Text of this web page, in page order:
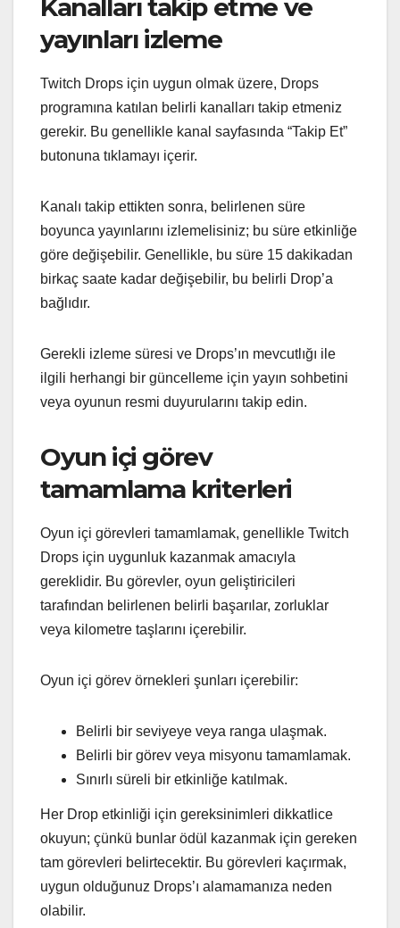
Kanalları takip etme ve
yayınları izleme
Twitch Drops için uygun olmak üzere, Drops
programına katılan belirli kanalları takip etmeniz
gerekir. Bu genellikle kanal sayfasında “Takip Et”
butonuna tıklamayı içerir.
Kanalı takip ettikten sonra, belirlenen süre
boyunca yayınlarını izlemelisiniz; bu süre etkinliğe
göre değişebilir. Genellikle, bu süre 15 dakikadan
birkaç saate kadar değişebilir, bu belirli Drop’a
bağlıdır.
Gerekli izleme süresi ve Drops’ın mevcutlığı ile
ilgili herhangi bir güncelleme için yayın sohbetini
veya oyunun resmi duyurularını takip edin.
Oyun içi görev
tamamlama kriterleri
Oyun içi görevleri tamamlamak, genellikle Twitch
Drops için uygunluk kazanmak amacıyla
gereklidir. Bu görevler, oyun geliştiricileri
tarafından belirlenen belirli başarılar, zorluklar
veya kilometre taşlarını içerebilir.
Oyun içi görev örnekleri şunları içerebilir:
Belirli bir seviyeye veya ranga ulaşmak.
Belirli bir görev veya misyonu tamamlamak.
Sınırlı süreli bir etkinliğe katılmak.
Her Drop etkinliği için gereksinimleri dikkatlice
okuyun; çünkü bunlar ödül kazanmak için gereken
tam görevleri belirtecektir. Bu görevleri kaçırmak,
uygun olduğunuz Drops’ı alamamanıza neden
olabilir.